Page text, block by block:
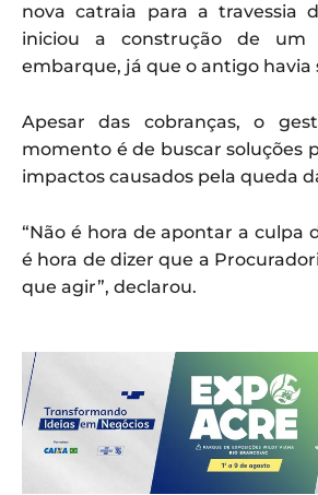
nova catraia para a travessia
iniciou a construção de
embarque, já que o antigo havia
Apesar das cobranças, o
momento é de buscar soluções
impactos causados pela queda
“Não é hora de apontar a culpa
é hora de dizer que a
que agir”, declarou.